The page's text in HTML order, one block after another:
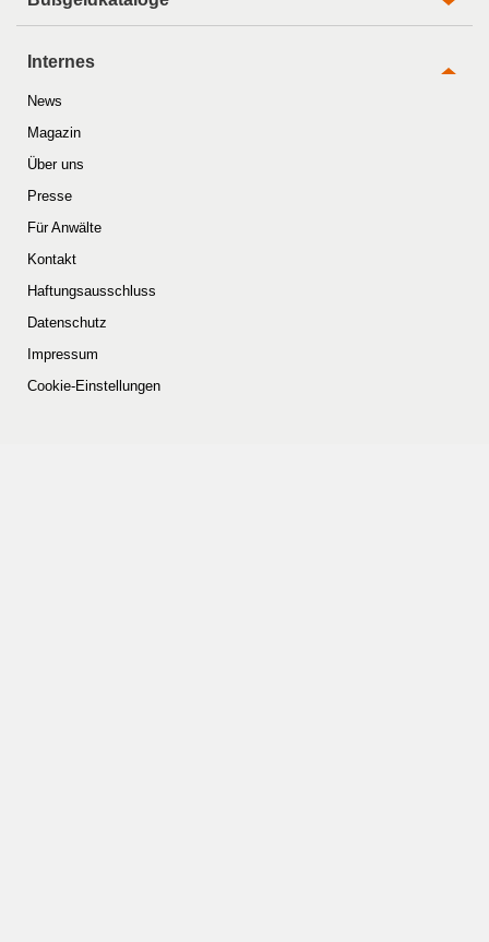
Internes
News
Magazin
Über uns
Presse
Für Anwälte
Kontakt
Haftungsausschluss
Datenschutz
Impressum
Cookie-Einstellungen